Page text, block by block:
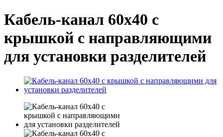
Кабель-канал 60х40 с
крышкой с направляющими
для установки разделителей